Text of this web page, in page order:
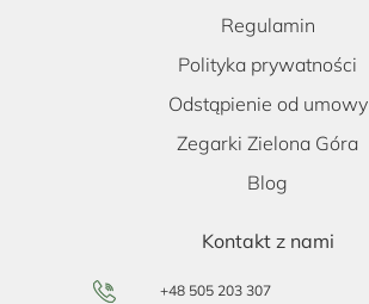
Regulamin
Polityka prywatności
Odstąpienie od umowy
Zegarki Zielona Góra
Blog
Kontakt z nami
+48 505 203 307